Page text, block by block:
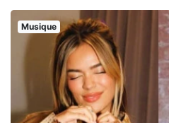
Musique